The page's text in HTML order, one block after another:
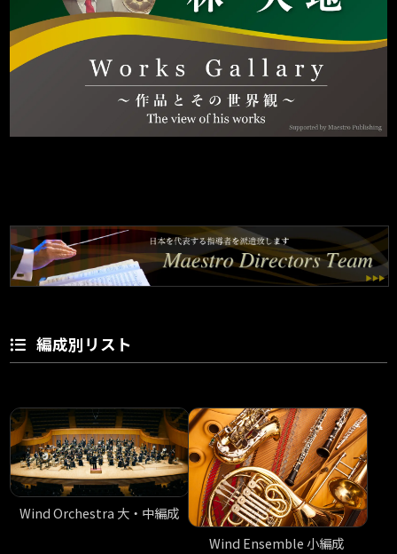
編成別リスト
Wind Orchestra 大・中編成
Wind Ensemble 小編成